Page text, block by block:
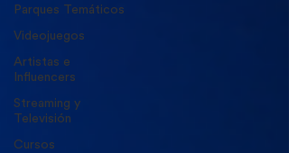
Parques Temáticos
Videojuegos
Artistas e
Influencers
Streaming y
Televisión
Cursos